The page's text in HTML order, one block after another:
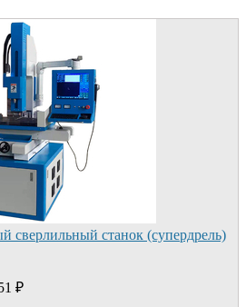
сверлильный станок (супердрель)
₽